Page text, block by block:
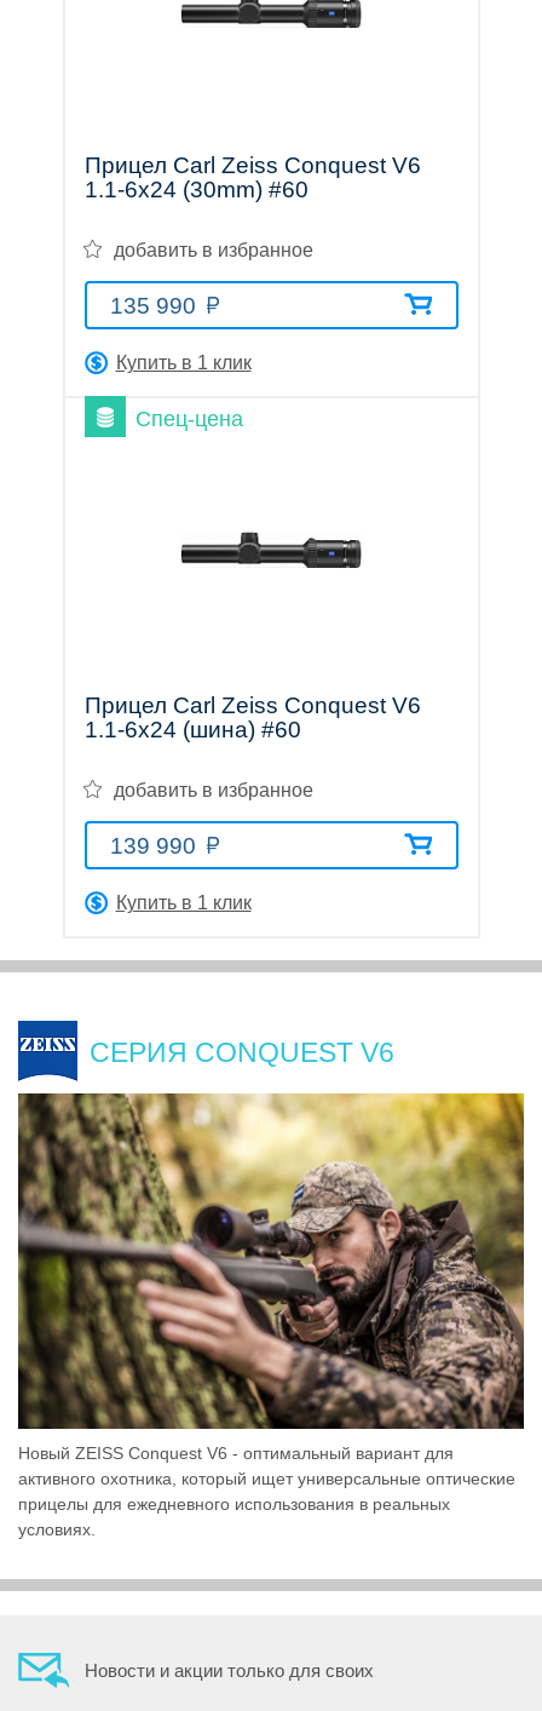
Прицел Carl Zeiss Conquest V6
1.1-6x24 (30mm) #60
добавить в избранное
135 990
Купить в 1 клик
Спец-цена
Прицел Carl Zeiss Conquest V6
1.1-6x24 (шина) #60
добавить в избранное
139 990
Купить в 1 клик
СЕРИЯ CONQUEST V6
Новый ZEISS Conquest V6 - оптимальный вариант для
активного охотника, который ищет универсальные оптические
прицелы для ежедневного использования в реальных
условиях.
Новости и акции только для своих